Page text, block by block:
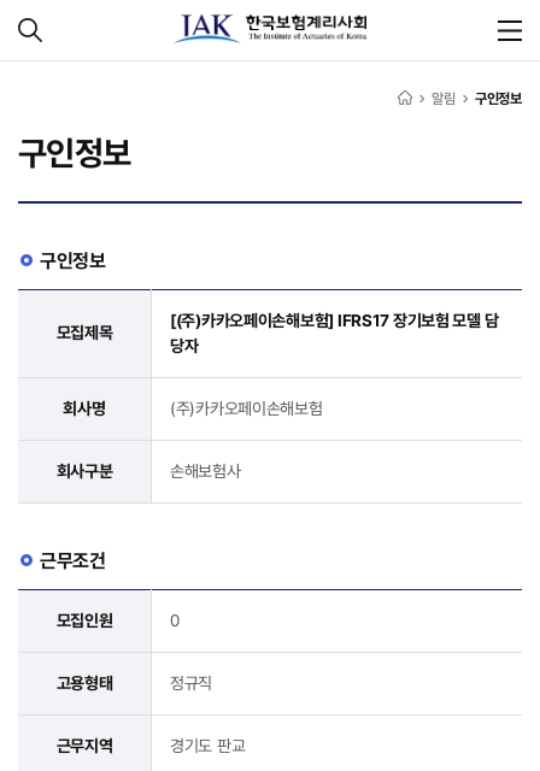
알림 구인정보
구인정보
구인정보
모집제목
[(주)카카오페이손해보험] IFRS17 장기보험 모델 담
당자
회사명 (주)카카오페이손해보험
회사구분 손해보험사
근무조건
모집인원 0
고용형태 정규직
근무지역 경기도 판교